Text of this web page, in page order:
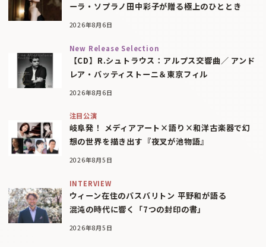
ーラ・ソプラノ田中彩子が贈る極上のひととき
2026年8月6日
New Release Selection
【CD】R.シュトラウス：アルプス交響曲／ アンド
レア・バッティストーニ＆東京フィル
2026年8月6日
注目公演
岐阜発！ メディアアート×語り×和洋古楽器で幻
想の世界を描き出す『夜叉が池物語』
2026年8月5日
INTERVIEW
ウィーン在住のバスバリトン 平野和が語る
混沌の時代に響く「7つの封印の書」
2026年8月5日